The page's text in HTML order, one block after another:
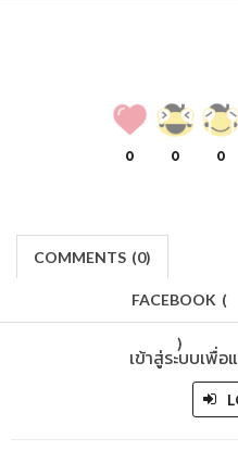
0 0 0
COMMENTS (0)
FACEBOOK (
)
เข้าสู่ระบบเพื่